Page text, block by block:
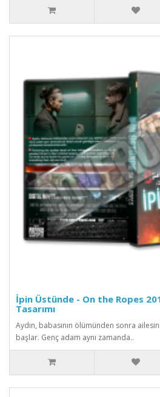
İpin Üstünde - On the Ropes
Tasarımı
Aydın, babasının ölümünden sonra
başlar. Genç adam aynı zamanda..